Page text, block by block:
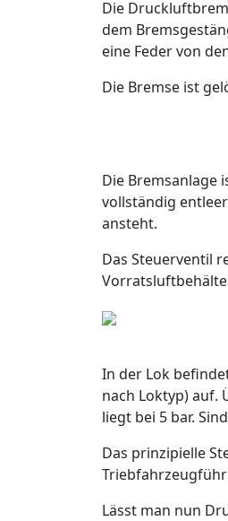
Die
dem
eine Feder von
Die Bremse ist
Die Bremsanlage
vollständig
ansteht.
Das Steuerventil
In der Lok
nach Loktyp) auf.
liegt bei 5 bar.
Das prinzipielle
Lässt man nun